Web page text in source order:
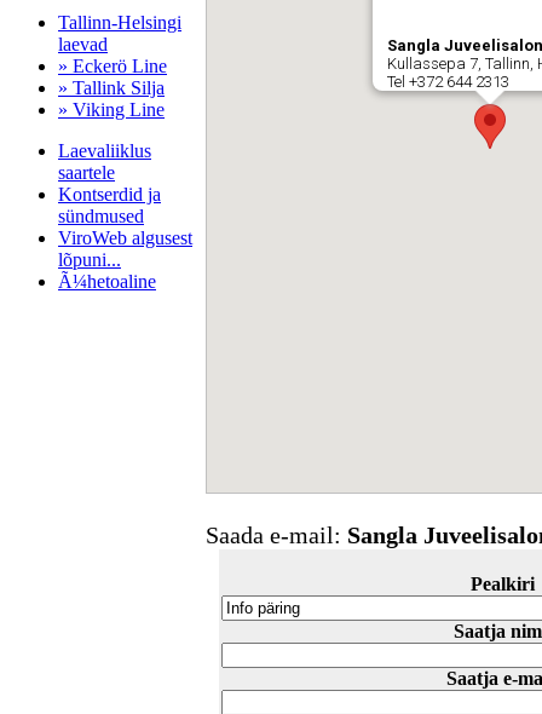
Tallinn-Helsingi
laevad
» Eckerö Line
» Tallink Silja
» Viking Line
Laevaliiklus
saartele
Kontserdid ja
sündmused
ViroWeb algusest
lõpuni...
Ã¼hetoaline
Sangla
Kullassepa 7, Tallinn,
Tel +372 644 2313
Saada e-mail: Sangla
Pealkiri
Saatja
Saatja e-